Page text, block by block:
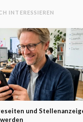
INTERESSIEREN
und